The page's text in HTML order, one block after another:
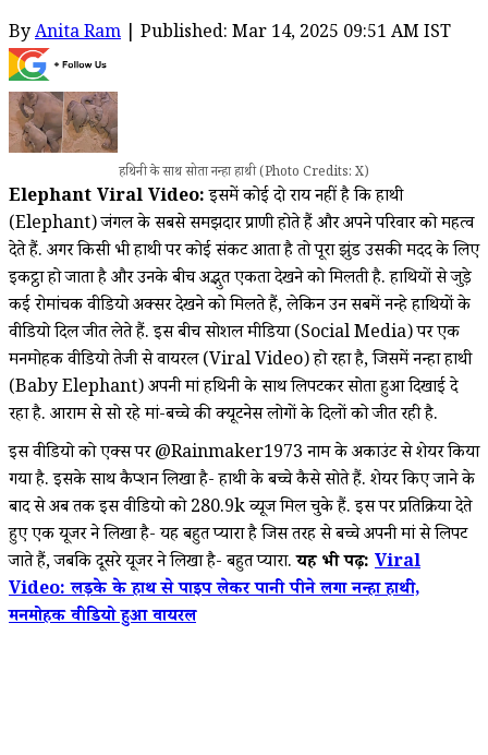
ByAnita Ram | Published: Mar 14, 2025 09:51 AM IST
हथिनी के साथ सोता नन्हा हाथी (Photo Credits: X)
Elephant Viral Video:इसमें कोई दो राय नहीं है कि हाथी
(Elephant) जंगल के सबसे समझदार प्राणी होते हैं और अपने परिवार को महत्व
देते हैं. अगर किसी भी हाथी पर कोई संकट आता है तो पूरा झुंड उसकी मदद के लिए
इकट्ठा हो जाता है और उनके बीच अद्भुत एकता देखने को मिलती है. हाथियों से जुड़े
कई रोमांचक वीडियो अक्सर देखने को मिलते हैं, लेकिन उन सबमें नन्हे हाथियों के
वीडियो दिल जीत लेते हैं. इस बीच सोशल मीडिया (Social Media) पर एक
मनमोहक वीडियो तेजी से वायरल (Viral Video) हो रहा है, जिसमें नन्हा हाथी
(Baby Elephant) अपनी मां हथिनी के साथ लिपटकर सोता हुआ दिखाई दे
रहा है. आराम से सो रहे मां-बच्चे की क्यूटनेस लोगों के दिलों को जीत रही है.
इस वीडियो को एक्स पर @Rainmaker1973 नाम के अकाउंट से शेयर किया
गया है. इसके साथ कैप्शन लिखा है- हाथी के बच्चे कैसे सोते हैं. शेयर किए जाने के
बाद से अब तक इस वीडियो को 280.9k व्यूज मिल चुके हैं. इस पर प्रतिक्रिया देते
हुए एक यूजर ने लिखा है- यह बहुत प्यारा है जिस तरह से बच्चे अपनी मां से लिपट
जाते हैं, जबकि दूसरे यूजर ने लिखा है- बहुत प्यारा.यह भी पढ़ें: Viral
Video: लड़के के हाथ से पाइप लेकर पानी पीने लगा नन्हा हाथी,
मनमोहक वीडियो हुआ वायरल